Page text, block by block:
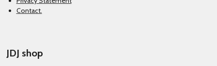
Contact.
JDJ shop